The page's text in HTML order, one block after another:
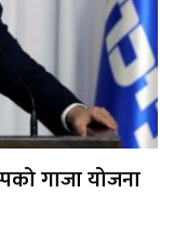
गाजा योजना